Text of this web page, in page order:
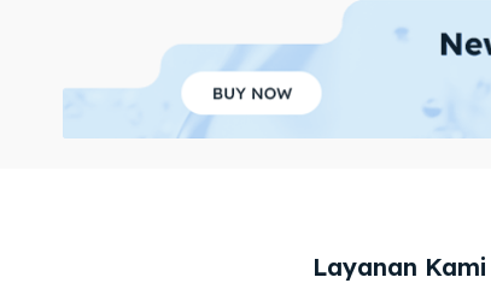
Layanan Kami